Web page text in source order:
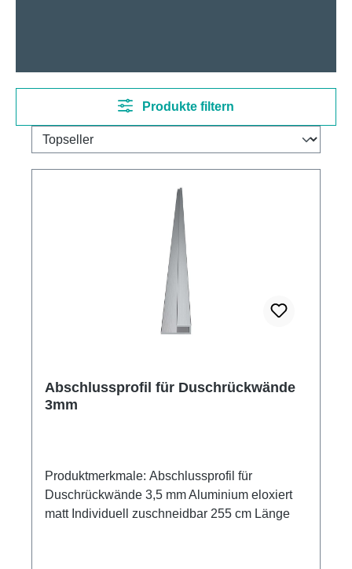
Produkte filtern
Abschlussprofil für Duschrückwände
3mm
Produktmerkmale: Abschlussprofil für
Duschrückwände 3,5 mm Aluminium eloxiert
matt Individuell zuschneidbar 255 cm Länge